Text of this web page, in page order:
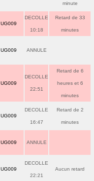
minute
UG009
DECOLLE
10:18
Retard de 33
minutes
UG009 ANNULE
UG009
DECOLLE
22:51
Retard de 6
heures et 6
minutes
UG009
DECOLLE
16:47
Retard de 2
minutes
UG009 ANNULE
UG009
DECOLLE
22:21
Aucun retard